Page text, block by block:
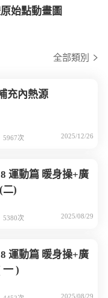
始點動畫圖
全部類別
充內熱源
5967次 2025/12/26
運動篇 暖身操+廣
二)
5380次 2025/08/29
運動篇 暖身操+廣
一 )
2025/08/29